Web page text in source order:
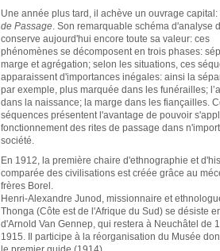
Une année plus tard, il achève un ouvrage capital:
de Passage. Son remarquable schéma d'analyse
conserve aujourd'hui encore toute sa valeur: ces
phénomènes se décomposent en trois phases:
marge et agrégation; selon les situations, ces
apparaissent d'importances inégales: ainsi la
par exemple, plus marquée dans les funérailles;
dans la naissance; la marge dans les fiançailles.
séquences présentent l'avantage de pouvoir
fonctionnement des rites de passage dans
société.
En 1912, la première chaire d'ethnographie et
comparée des civilisations est créée grâce au
frères Borel.
Henri-Alexandre Junod, missionnaire et
Thonga (Côte est de l'Afrique du Sud) se désiste
d'Arnold Van Gennep, qui restera à Neuchâtel de
1915. Il participe à la réorganisation du Musée